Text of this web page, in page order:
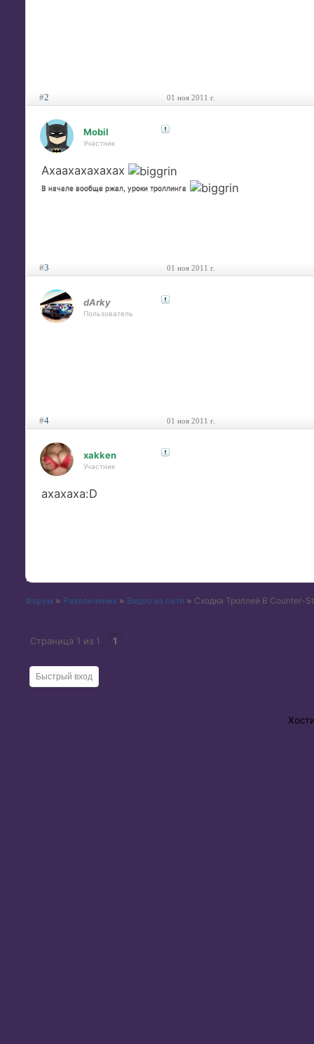
#2 01 ноя 2011 г.
Mobil
Участник
Ахаахахахахах
В начале вообще ржал, уроки троллинга
#3 01 ноя 2011 г.
dArky
Пользователь
#4 01 ноя 2011 г.
xakken
Участник
ахахаха:D
Форум » Развлечения » Видео из сети » Сходка Троллей В Counter-
Страница 1 из 1 1